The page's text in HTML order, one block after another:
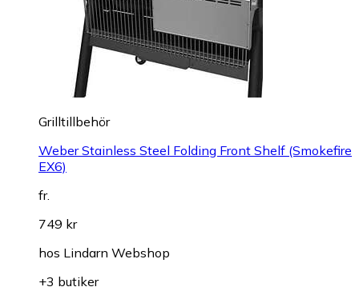
Grilltillbehör
Weber Stainless Steel Folding Front Shelf (Smokefire
EX6)
fr.
749 kr
hos Lindarn Webshop
+3 butiker